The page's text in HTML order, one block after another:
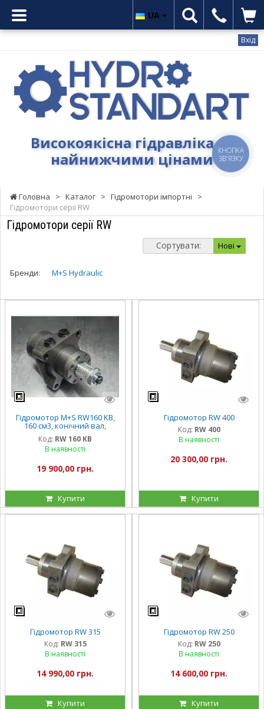
Вхід
Гідростандарт
Високоякісна
гідравліка
цінамиВисокоякісна гідравліка за
найнижчими цінами
UA
Головна > Каталог > Гідромотори імпортні
>
Гідромотори серії RW
Гідромотори серії RW
Сортувати: Нові
Бренди: M+S Hydraulic
Гідромотор M+S RW160 KB,
160 см3, конічний вал,
Болгарія
Код: RW 160 KB
В наявності
19 900,00 грн.
Купити
Гідромотор RW 400
Код: RW 400
В наявності
20 300,00 грн.
Купити
Гідромотор RW 315
Код: RW 315
В наявності
14 990,00 грн.
Купити
Гідромотор RW 250
Код: RW 250
В наявності
14 600,00 грн.
Купити
КНОПКА
ЗВ'ЯЗКУ